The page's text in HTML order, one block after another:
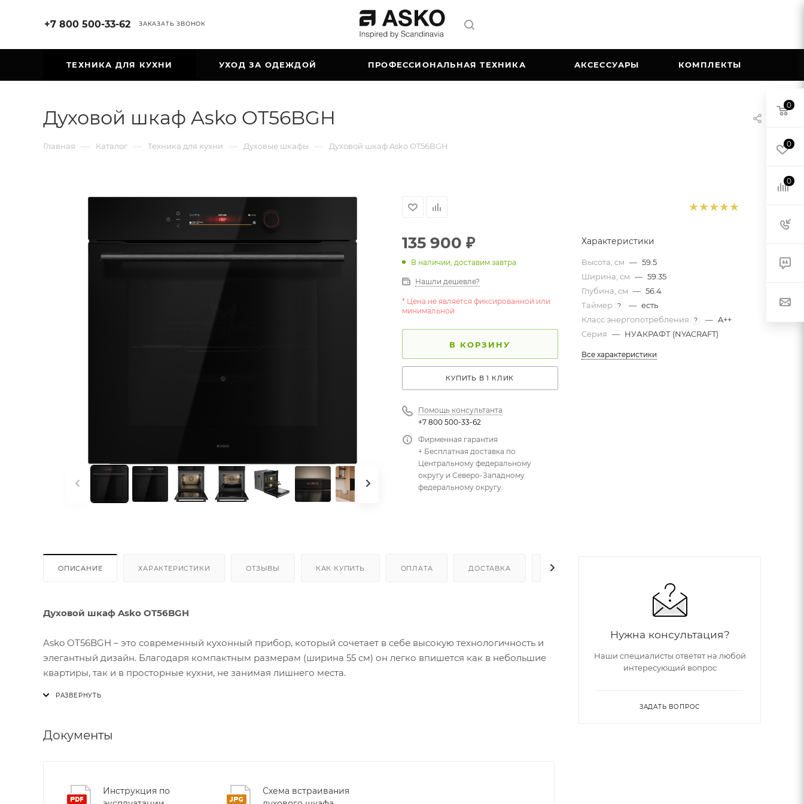
+7 800 500-33-62 ЗАКАЗАТЬ ЗВОНОК
ТЕХНИКА ДЛЯ КУХНИ УХОД ЗА ОДЕЖДОЙ ПРОФЕССИОНАЛЬНАЯ ТЕХНИКА АКСЕССУАРЫ КОМПЛЕКТЫ
Духовой шкаф Asko OT56BGH
Главная — Каталог — Техника для кухни — Духовые шкафы — Духовой шкаф Asko OT56BGH
135 900 ₽
В наличии, доставим завтра
Нашли дешевле?
* Цена не является фиксированной или
минимальной
В КОРЗИНУ
КУПИТЬ В 1 КЛИК
Помощь консультанта
+7 800 500-33-62
Фирменная гарантия
+ Бесплатная доставка по
Центральному федеральному
округу и Северо-Западному
федеральному округу.
Характеристики
Высота, см — 59.5
Ширина, см — 59.35
Глубина, см — 56.4
Таймер
? — есть
Класс энергопотребления
? — A++
Серия — НУАКРАФТ (NYACRAFT)
Все характеристики
ОПИСАНИЕ ХАРАКТЕРИСТИКИ ОТЗЫВЫ КАК КУПИТЬ ОПЛАТА ДОСТАВКА ДОПОЛНИТЕЛЬНО
Духовой шкаф Asko OT56BGH
Asko OT56BGH – это современный кухонный прибор, который сочетает в себе высокую технологичность и
элегантный дизайн. Благодаря компактным размерам (ширина 55 см) он легко впишется как в небольшие
квартиры, так и в просторные кухни, не занимая лишнего места.
Это гарантирует идеальный результат – от нежного запечённого мяса до хрустящей корочки на хлебе.
равномерное распределение тепла, а износостойкая керамическая поверхность упрощает уборку.
Документы
Инструкция по
Схема встраивания
Нужна консультация?
Наши специалисты ответят на любой
интересующий вопрос
ЗАДАТЬ ВОПРОС
0
0
0